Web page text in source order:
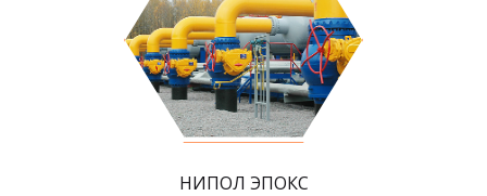
НИПОЛ ЭПОКС